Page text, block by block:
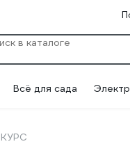
Всё для сада
КУРС